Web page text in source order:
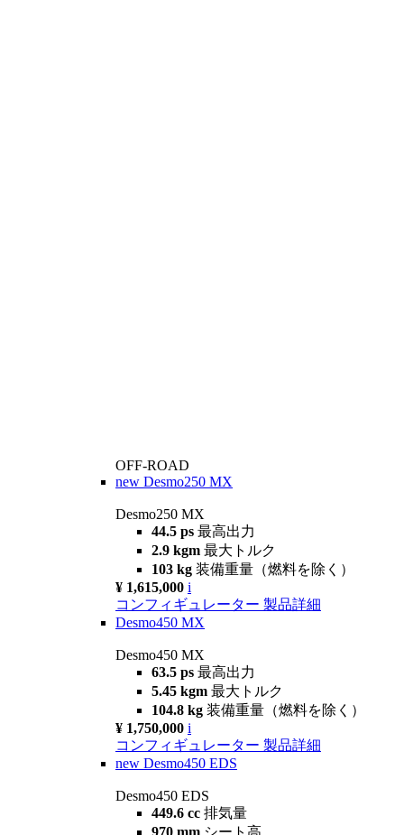
OFF-ROAD
new Desmo250 MX
Desmo250 MX
44.5 ps 最高出力
2.9 kgm 最大トルク
103 kg 装備重量（燃料を除く）
¥ 1,615,000 i
コンフィギュレーター 製品詳細
Desmo450 MX
Desmo450 MX
63.5 ps 最高出力
5.45 kgm 最大トルク
104.8 kg 装備重量（燃料を除く）
¥ 1,750,000 i
コンフィギュレーター 製品詳細
new Desmo450 EDS
Desmo450 EDS
449.6 cc 排気量
970 mm シート高